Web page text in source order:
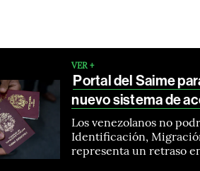
VER +
Portal del Saime
nuevo sistema de
Los venezolanos no
Identificación,
representa un retraso